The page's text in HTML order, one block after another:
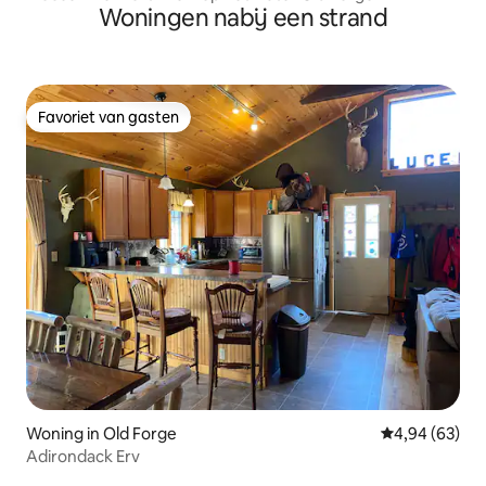
Woningen nabij een strand
Favoriet van gasten
Favoriet van gasten
Woning in Old Forge Gemiddelde
4,94 (63)
Adirondack Erv